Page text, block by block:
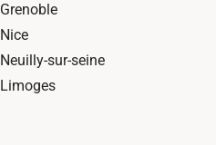
Grenoble
Nice
Neuilly-sur-seine
Limoges